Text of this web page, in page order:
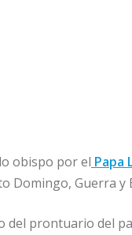
obispo por el Papa
Domingo, Guerra y
del prontuario del